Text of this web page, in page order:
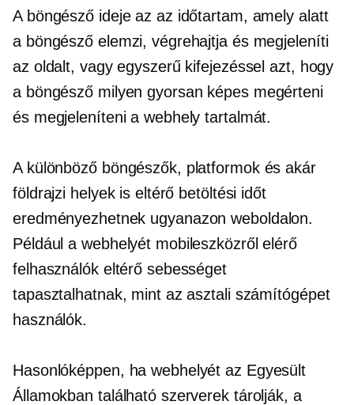
A böngésző ideje az az időtartam, amely alatt
a böngésző elemzi, végrehajtja és megjeleníti
az oldalt, vagy egyszerű kifejezéssel azt, hogy
a böngésző milyen gyorsan képes megérteni
és megjeleníteni a webhely tartalmát.
A különböző böngészők, platformok és akár
földrajzi helyek is eltérő betöltési időt
eredményezhetnek ugyanazon weboldalon.
Például a webhelyét mobileszközről elérő
felhasználók eltérő sebességet
tapasztalhatnak, mint az asztali számítógépet
használók.
Hasonlóképpen, ha webhelyét az Egyesült
Államokban található szerverek tárolják, a